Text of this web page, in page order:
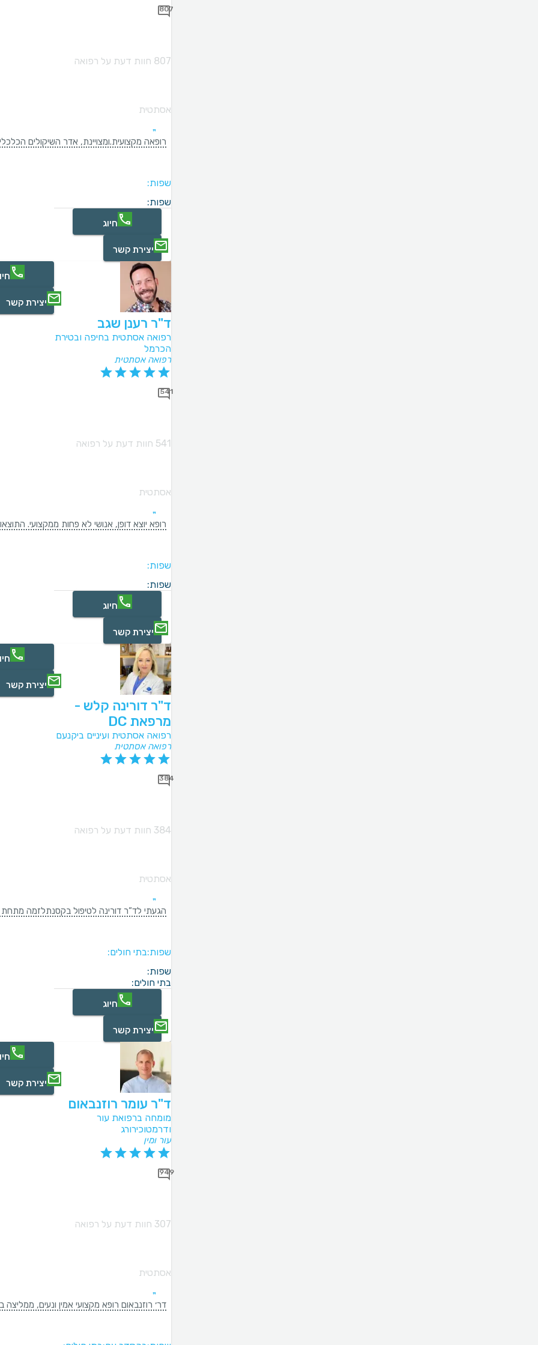
807
807 חוות דעת על רפואה
אסתטית
רופאה מקצועית.ומצויינת, אדר השיקולים
שפות:
שפות:
חיוג
יצירת קשר
ד"ר רענן שגב
רפואה אסתטית בחיפה ובטירת
הכרמל
רפואה אסתטית
541
541 חוות דעת על רפואה
אסתטית
רופא יוצא דופן, אנושי לא פחות ממקצועי.
שפות:
שפות:
יצירת קשר
חיוג
יצירת קשר
ד"ר דורינה קלש -
מרפאת DC
רפואה אסתטית ועיניים ביקנעם
רפואה אסתטית
384
384 חוות דעת על רפואה
אסתטית
הגעתי לד”ר דורינה לטיפול בקסנתלזמה מתחת
שפות:בתי חולים:
שפות:
בתי חולים:
יצירת קשר
חיוג
יצירת קשר
ד"ר עומר רוזנבאום
מומחה ברפואת עור
ודרמטוכירורג
עור ומין
949
307 חוות דעת על רפואה
אסתטית
דר׳ רוזנבאום רופא מקצועי אמין ונעים, ממליצה
יצירת קשר